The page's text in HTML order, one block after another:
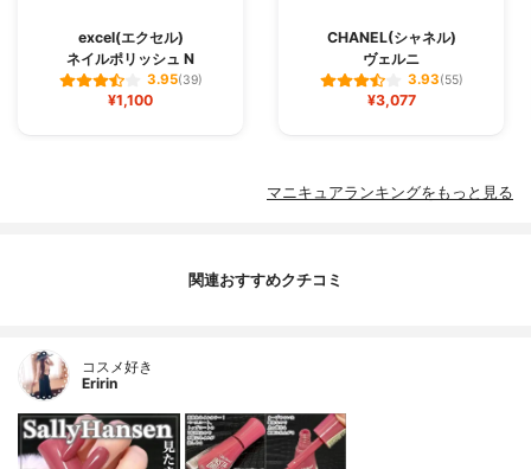
excel(エクセル)
ネイルポリッシュ N
3.95(39)
¥1,100
CHANEL(シャネル)
ヴェルニ
3.93(55)
¥3,077
マニキュアランキングをもっと見る
関連おすすめクチコミ
コスメ好き
Eririn